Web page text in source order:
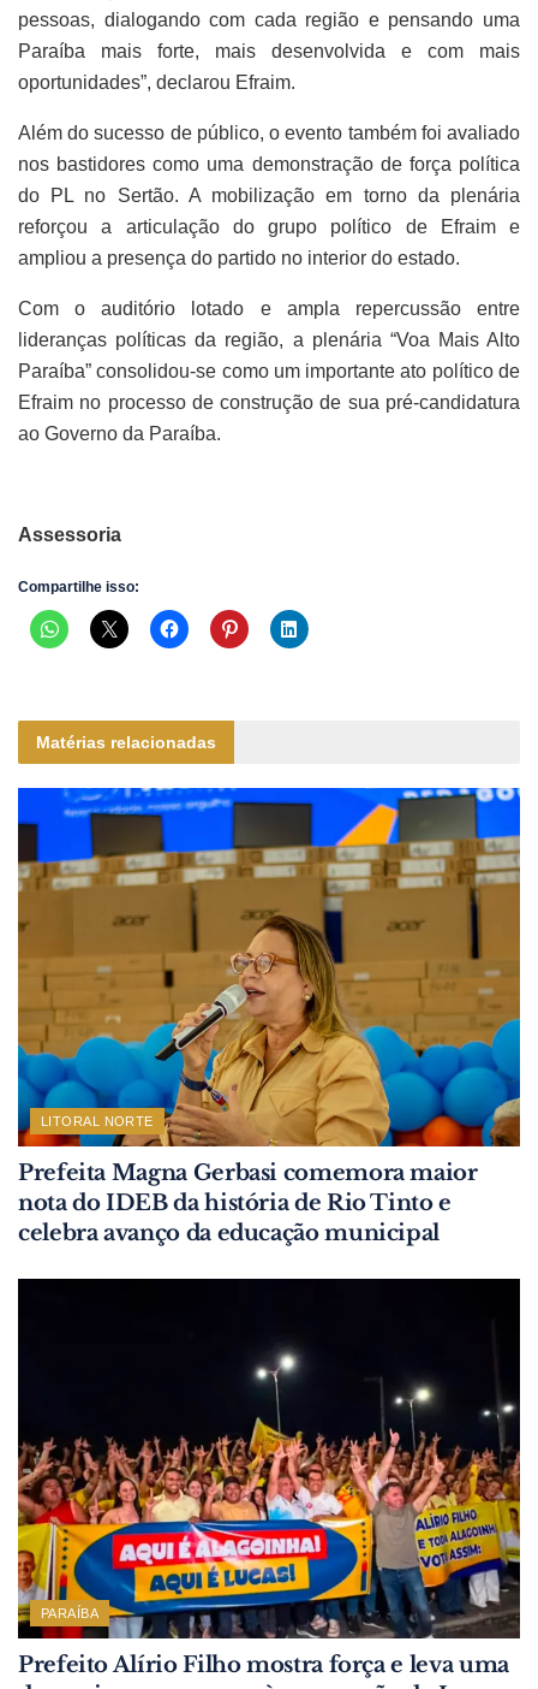
pessoas, dialogando com cada região e pensando uma
Paraíba mais forte, mais desenvolvida e com mais
oportunidades”, declarou Efraim.
Além do sucesso de público, o evento também foi avaliado
nos bastidores como uma demonstração de força política
do PL no Sertão. A mobilização em torno da plenária
reforçou a articulação do grupo político de Efraim e
ampliou a presença do partido no interior do estado.
Com o auditório lotado e ampla repercussão entre
lideranças políticas da região, a plenária “Voa Mais Alto
Paraíba” consolidou-se como um importante ato político de
Efraim no processo de construção de sua pré-candidatura
ao Governo da Paraíba.
Assessoria
Compartilhe isso:
Matérias relacionadas
LITORAL NORTE
Prefeita Magna Gerbasi comemora maior
nota do IDEB da história de Rio Tinto e
celebra avanço da educação municipal
PARAÍBA
Prefeito Alírio Filho mostra força e leva uma